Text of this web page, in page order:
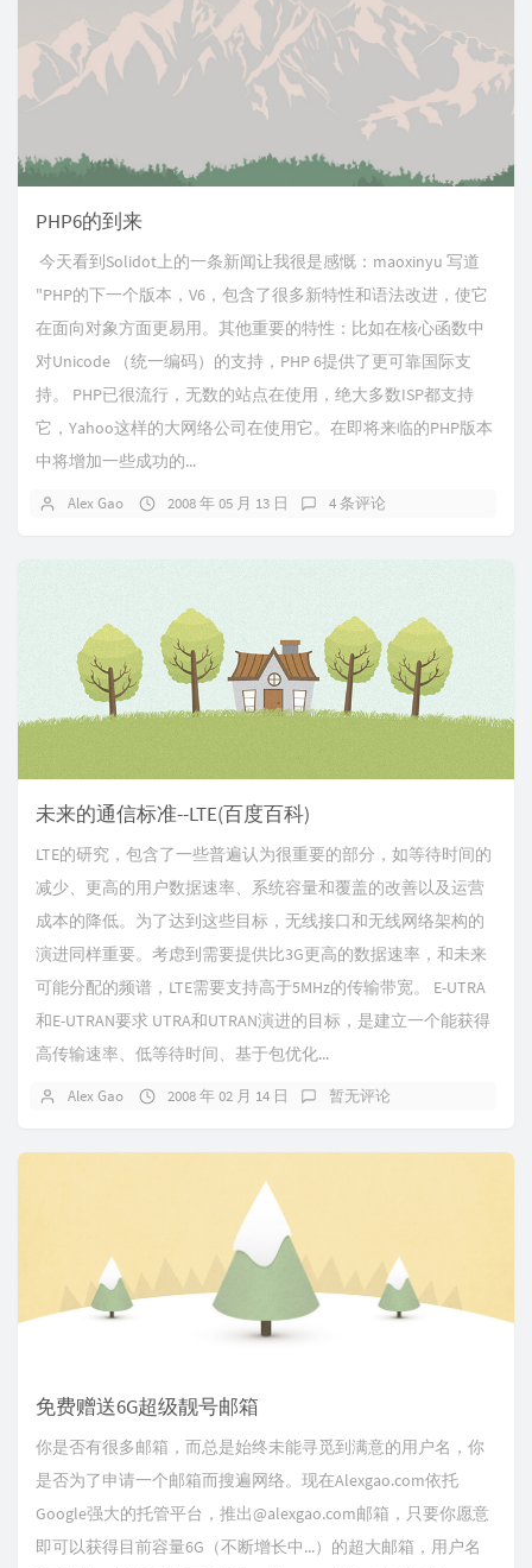
PHP6的到来
今天看到Solidot上的一条新闻让我很是感慨：maoxinyu 写道
"PHP的下一个版本，V6，包含了很多新特性和语法改进，使它
在面向对象方面更易用。其他重要的特性：比如在核心函数中
对Unicode （统一编码）的支持，PHP 6提供了更可靠国际支
持。 PHP已很流行，无数的站点在使用，绝大多数ISP都支持
它，Yahoo这样的大网络公司在使用它。在即将来临的PHP版本
中将增加一些成功的...
Alex Gao 2008 年 05 月 13 日 4 条评论
未来的通信标准--LTE(百度百科)
LTE的研究，包含了一些普遍认为很重要的部分，如等待时间的
减少、更高的用户数据速率、系统容量和覆盖的改善以及运营
成本的降低。为了达到这些目标，无线接口和无线网络架构的
演进同样重要。考虑到需要提供比3G更高的数据速率，和未来
可能分配的频谱，LTE需要支持高于5MHz的传输带宽。 E-UTRA
和E-UTRAN要求 UTRA和UTRAN演进的目标，是建立一个能获得
高传输速率、低等待时间、基于包优化...
Alex Gao 2008 年 02 月 14 日 暂无评论
免费赠送6G超级靓号邮箱
你是否有很多邮箱，而总是始终未能寻觅到满意的用户名，你
是否为了申请一个邮箱而搜遍网络。现在Alexgao.com依托
Google强大的托管平台，推出@alexgao.com邮箱，只要你愿意
即可以获得目前容量6G（不断增长中...）的超大邮箱，用户名